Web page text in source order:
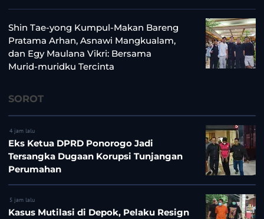
Shin Tae-yong Kumpul-Makan Bareng
Pratama Arhan, Asnawi Mangkualam,
dan Egy Maulana Vikri: Bersama
Murid-muridku Tercinta
SOROT
4 jam lalu
Eks Ketua DPRD Ponorogo Jadi
Tersangka Dugaan Korupsi Tunjangan
Perumahan
5 jam lalu
Kasus Mutilasi di Depok, Pelaku Resign